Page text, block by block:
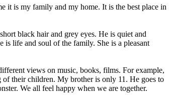
it is my family and my home. It is the best place in
black hair and grey eyes. He is quiet and
life and soul of the family. She is a pleasant
views on music, books, films. For example,
their children. My brother is only 11. He goes to
We all feel happy when we are together.